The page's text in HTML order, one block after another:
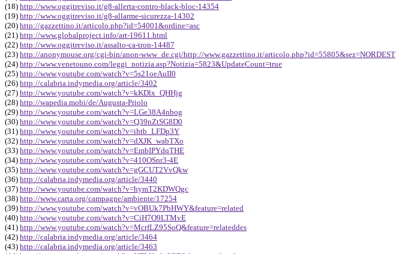
(18) http://www.oggitreviso.it/g8-allerta-contro-black-bloc-14354
(19) http://www.oggitreviso.it/g8-allarme-sicurezza-14302
(20) http://gazzettino.it/articolo.php?id=54001&ordine=asc
(21) http://www.globalproject.info/art-19611.html
(22) http://www.oggitreviso.it/assalto-ca-tron-14487
(23) http://anonymouse.org/cgi-bin/anon-www_de.cgi/http://www.gazzettino.it/articolo.php?id=55805&sez=NORDEST
(24) http://www.venetouno.com/leggi_notizia.asp?Notizia=5823&UpdateCount=true
(25) http://www.youtube.com/watch?v=5s21oeAuII0
(26) http://calabria.indymedia.org/article/3402
(27) http://www.youtube.com/watch?v=kKDlx_QHHjg
(28) http://wapedia.mobi/de/Augusta-Priolo
(29) http://www.youtube.com/watch?v=LGe38A4nbog
(30) http://www.youtube.com/watch?v=Q39nZtSG8D0
(31) http://www.youtube.com/watch?v=ihtb_LFDp3Y
(32) http://www.youtube.com/watch?v=dXJK_wabTXo
(33) http://www.youtube.com/watch?v=EmbIPYdqTHE
(34) http://www.youtube.com/watch?v=410OSnr3-4E
(35) http://www.youtube.com/watch?v=gGCUT2VvQkw
(36) http://calabria.indymedia.org/article/3440
(37) http://www.youtube.com/watch?v=hymT2KDWQgc
(38) http://www.carta.org/campagne/ambiente/17254
(39) http://www.youtube.com/watch?v=vOBUk7PbHWY&feature=related
(40) http://www.youtube.com/watch?v=CiH7O9LTMvE
(41) http://www.youtube.com/watch?v=McrfLZ95SoQ&feature=relateddes
(42) http://calabria.indymedia.org/article/3464
(43) http://calabria.indymedia.org/article/3463